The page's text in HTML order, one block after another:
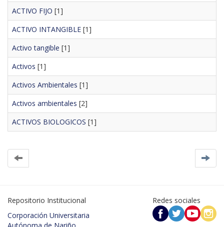
ACTIVO FIJO [1]
ACTIVO INTANGIBLE [1]
Activo tangible [1]
Activos [1]
Activos Ambientales [1]
Activos ambientales [2]
ACTIVOS BIOLOGICOS [1]
Repositorio Institucional
Corporación Universitaria
Redes sociales